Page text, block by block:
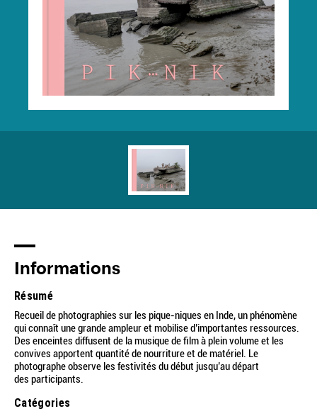
Informations
Résumé
Recueil de photographies sur les pique-niques en Inde, un phénomène
qui connaît une grande ampleur et mobilise d’importantes ressources.
Des enceintes diffusent de la musique de film à plein volume et les
convives apportent quantité de nourriture et de matériel. Le
photographe observe les festivités du début jusqu’au départ
des participants.
Catégories